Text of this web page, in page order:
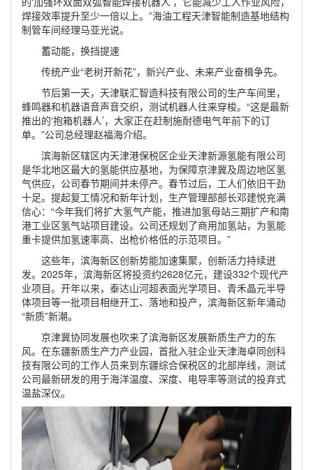
焊接效率提升至少一倍以上。”海油工程天津智能制造基地结构
制管车间经理马亚光说。
蓄动能，换挡提速
传统产业“老树开新花”，新兴产业、未来产业奋楫争先。
节后第一天，天津联汇智造科技有限公司的生产车间里，
蜂鸣器和机器语音声音交织，测试机器人往来穿梭。“这是最新
推出的‘抱箱机器人’，大家正在赶制施耐德电气年前下的订
单。”公司总经理赵福海介绍。
滨海新区辖区内天津港保税区企业天津新源氢能有限公司
是华北地区最大的氢能供应基地，为保障京津冀及周边地区氢
气供应，公司春节期间并未停产。春节过后，工人们依旧干劲
十足。提起复工情况和新年计划，生产管理部部长邓建悦充满
信心：“今年我们将扩大氢气产能，推进加氢母站三期扩产和南
港工业区氢气站项目建设。公司还规划了商用加氢站，为氢能
重卡提供加氢速率高、出枪价格低的示范项目。”
这些年，滨海新区创新势能加速集聚，创新活力持续迸
发。2025年，滨海新区将投资约2628亿元，建设332个现代产
业项目。开年以来，泰达山河超表面光学项目、青禾晶元半导
体项目等一批项目相继开工、落地和投产，滨海新区新年涌动
“新质”新潮。
京津冀协同发展也吹来了滨海新区发展新质生产力的东
风。在东疆新质生产力产业园，首批入驻企业天津海卓同创科
技有限公司的工作人员来到东疆综合保税区的北部岸线，测试
公司最新研发的用于海洋温度、深度、电导率等测试的投弃式
温盐深仪。